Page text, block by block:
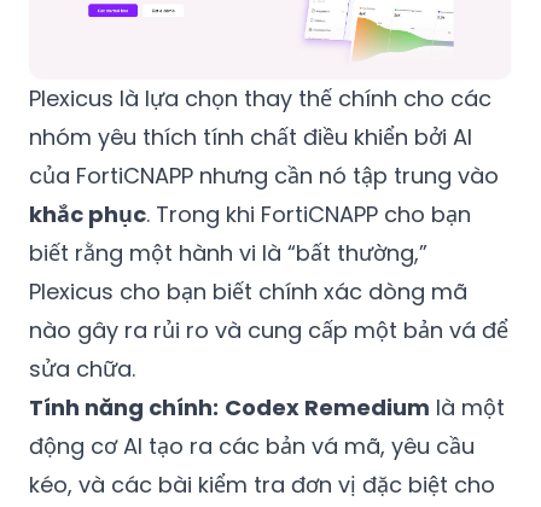
Plexicus là lựa chọn thay thế chính cho các
nhóm yêu thích tính chất điều khiển bởi AI
của FortiCNAPP nhưng cần nó tập trung vào
khắc phục. Trong khi FortiCNAPP cho bạn
biết rằng một hành vi là “bất thường,”
Plexicus cho bạn biết chính xác dòng mã
nào gây ra rủi ro và cung cấp một bản vá để
sửa chữa.
Tính năng chính: Codex Remedium là một
động cơ AI tạo ra các bản vá mã, yêu cầu
kéo, và các bài kiểm tra đơn vị đặc biệt cho